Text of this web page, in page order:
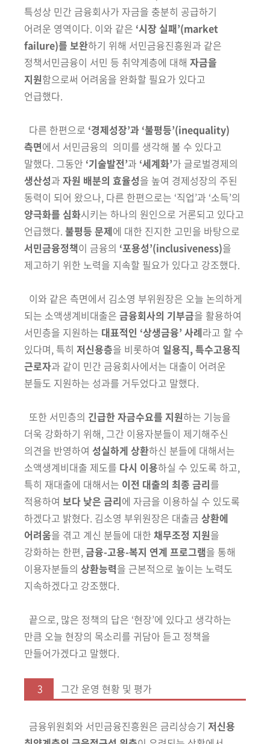
특성상 민간 금융회사가 자금을 충분히 공급하기
어려운 영역이다. 이와 같은 ‘시장실패’(market
failure)를 보완하기 위해 서민금융진흥원과 같은
정책서민금융이 서민 등 취약계층에 대해 자금을
지원함으로써 어려움을 완화할 필요가 있다고
언급했다.
다른 한편으로 ‘경제성장’과 ‘불평등’(inequality)
측면에서 서민금융의 의미를 생각해 볼 수 있다고
말했다. 그동안 ‘기술발전’과 ‘세계화’가 글로벌경제의
생산성과 자원 배분의 효율성을 높여 경제성장의 주된
동력이 되어 왔으나, 다른 한편으로는 ‘직업’과 ‘소득’의
양극화를 심화시키는 하나의 원인으로 거론되고 있다고
언급했다. 불평등 문제에 대한 진지한 고민을 바탕으로
서민금융정책이 금융의 ‘포용성’(inclusiveness)을
제고하기 위한 노력을 지속할 필요가 있다고 강조했다.
이와 같은 측면에서 김소영 부위원장은 오늘 논의하게
되는 소액생계비대출은 금융회사의 기부금을 활용하여
서민층을 지원하는 대표적인 ‘상생금융’ 사례라고 할 수
있다며, 특히 저신용층을 비롯하여 일용직, 특수고용직
근로자과 같이 민간 금융회사에서는 대출이 어려운
분들도 지원하는 성과를 거두었다고 말했다.
또한 서민층의 긴급한 자금수요를 지원하는 기능을
더욱 강화하기 위해, 그간 이용자분들이 제기해주신
의견을 반영하여 성실하게 상환하신 분들에 대해서는
소액생계비대출 제도를 다시 이용하실 수 있도록 하고,
특히 재대출에 대해서는 이전 대출의 최종 금리를
적용하여 보다 낮은 금리에 자금을 이용하실 수 있도록
하겠다고 밝혔다. 김소영 부위원장은 대출금 상환에
어려움을 겪고 계신 분들에 대한 채무조정 지원을
강화하는 한편,금융-고용-복지 연계 프로그램을 통해
이용자분들의 상환능력을 근본적으로 높이는 노력도
지속하겠다고 강조했다.
끝으로, 많은 정책의 답은 ‘현장’에 있다고 생각하는
만큼 오늘 현장의 목소리를 귀담아 듣고 정책을
만들어가겠다고 말했다.
3 그간 운영 현황 및 평가
금융위원회와 서민금융진흥원은 금리상승기 저신용